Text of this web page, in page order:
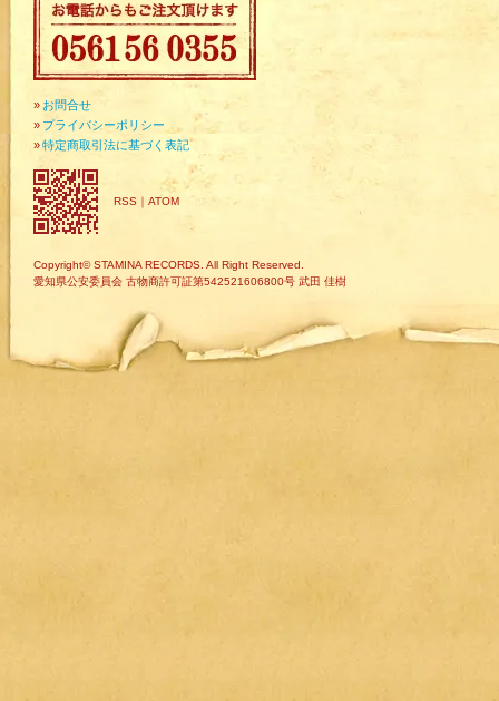
» お問合せ
» プライバシーポリシー
»特定商取引法に基づく表記
RSS ｜ ATOM
Copyright© STAMINA RECORDS. All Right Reserved.
愛知県公安委員会 古物商許可証第542521606800号 武田 佳樹